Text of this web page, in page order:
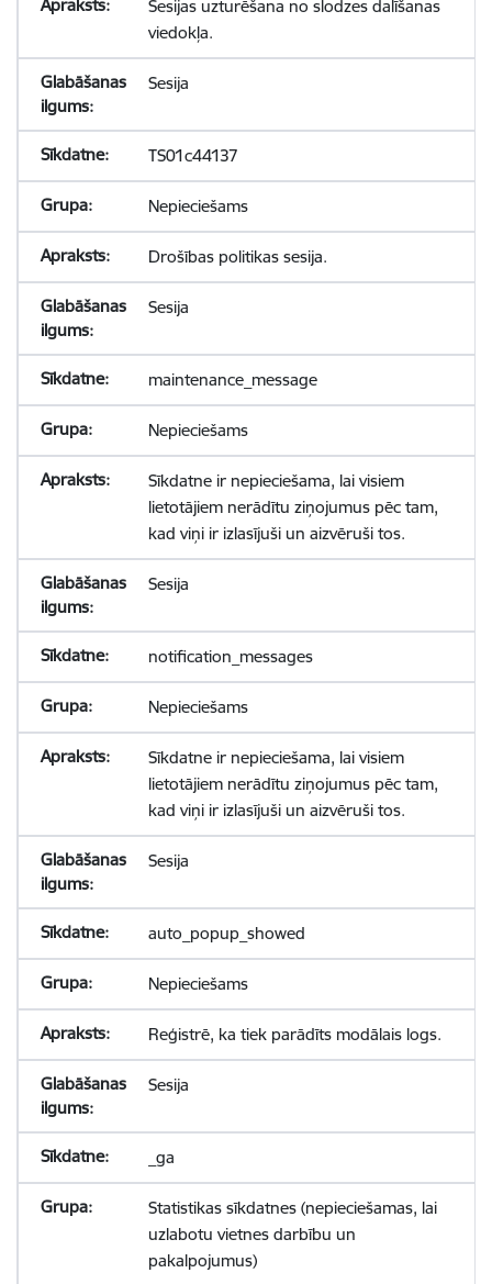
Sesijas uzturēšana no slodzes dalīšanas
viedokļa.
Sesija
TS01c44137
Nepieciešams
Drošības politikas sesija.
Sesija
maintenance_message
Nepieciešams
Sīkdatne ir nepieciešama, lai visiem
lietotājiem nerādītu ziņojumus pēc tam,
kad viņi ir izlasījuši un aizvēruši tos.
Sesija
notification_messages
Nepieciešams
Sīkdatne ir nepieciešama, lai visiem
lietotājiem nerādītu ziņojumus pēc tam,
kad viņi ir izlasījuši un aizvēruši tos.
Sesija
auto_popup_showed
Nepieciešams
Reģistrē, ka tiek parādīts modālais logs.
Sesija
_ga
Statistikas sīkdatnes (nepieciešamas, lai
uzlabotu vietnes darbību un
pakalpojumus)